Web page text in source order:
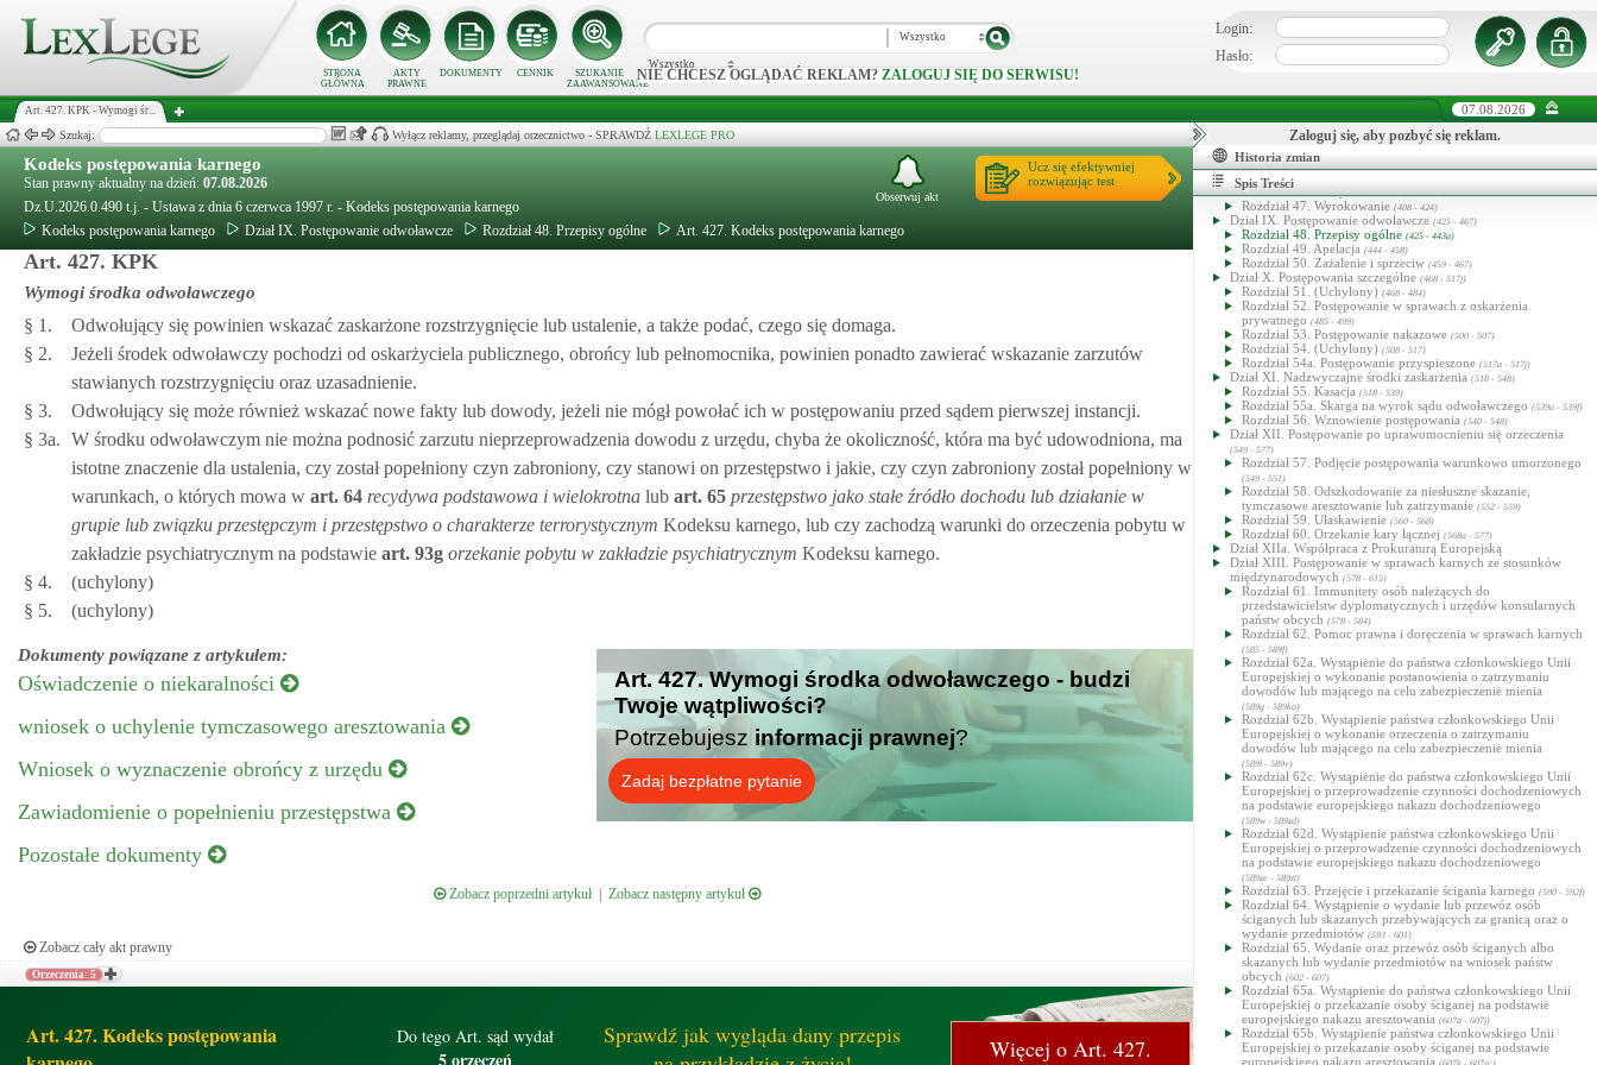
STRONA
GŁÓWNA
AKTY
PRAWNE
DOKUMENTY CENNIK
SZUKANIE
ZAAWANSOWANE
Wszystko
Wszystko
NIE CHCESZ OGLĄDAĆ REKLAM? ZALOGUJ SIĘ DO SERWISU!
Login:
Hasło:
Art. 427. KPK - Wymogi śr... 07.08.2026
Szukaj: Wyłącz reklamy, przeglądaj orzecznictwo - SPRAWDŹ LEXLEGE PRO
Kodeks postępowania karnego
Stan prawny aktualny na dzień: 07.08.2026
Dz.U.2026.0.490 t.j. - Ustawa z dnia 6 czerwca 1997 r. - Kodeks postępowania karnego
Kodeks postępowania karnego
Dział IX. Postępowanie odwoławcze Rozdział 48. Przepisy ogólne Art. 427. Kodeks postępowania karnego
Ucz się efektywniej
rozwiązując test
Obserwuj akt
Art. 427. KPK
Wymogi środka odwoławczego
§ 1.
Odwołujący się powinien wskazać zaskarżone rozstrzygnięcie lub ustalenie, a także podać, czego się domaga.
§ 2.
Jeżeli środek odwoławczy pochodzi od oskarżyciela publicznego, obrońcy lub pełnomocnika, powinien ponadto zawierać wskazanie zarzutów
stawianych rozstrzygnięciu oraz uzasadnienie.
§ 3.
Odwołujący się może również wskazać nowe fakty lub dowody, jeżeli nie mógł powołać ich w postępowaniu przed sądem pierwszej instancji.
§ 3a. W środku odwoławczym nie można podnosić zarzutu nieprzeprowadzenia dowodu z urzędu, chyba że okoliczność, która ma być udowodniona, ma
istotne znaczenie dla ustalenia, czy został popełniony czyn zabroniony, czy stanowi on przestępstwo i jakie, czy czyn zabroniony został popełniony w
warunkach, o których mowa w art. 64 recydywa podstawowa i wielokrotna lub art. 65 przestępstwo jako stałe źródło dochodu lub działanie w
grupie lub związku przestępczym i przestępstwo o charakterze terrorystycznym Kodeksu karnego, lub czy zachodzą warunki do orzeczenia pobytu w
zakładzie psychiatrycznym na podstawie art. 93g orzekanie pobytu w zakładzie psychiatrycznym Kodeksu karnego.
§ 4.
(uchylony)
§ 5.
(uchylony)
Dokumenty powiązane z artykułem:
Oświadczenie o niekaralności
wniosek o uchylenie tymczasowego aresztowania
Wniosek o wyznaczenie obrońcy z urzędu
Zawiadomienie o popełnieniu przestępstwa
Pozostałe dokumenty
Art. 427. Wymogi środka odwoławczego - budzi
Twoje wątpliwości?
Potrzebujesz informacji prawnej?
Zadaj bezpłatne pytanie
Zobacz poprzedni artykuł| Zobacz następny artykuł
Zobacz cały akt prawny
Orzeczenia: 5
Art. 427. Kodeks postępowania
Do tego Art. sąd wydał
5 orzeczeń
Sprawdź jak wygląda dany przepis
Więcej o Art. 427.
Zaloguj się, aby pozbyć się reklam.
Historia zmian
Spis Treści
przygotowawczym
Rozdział 38. Czynności sądowe w postępowaniu
przygotowawczym
Rozdział 39. Akt oskarżenia(331 - 336)
(337 - 424)
Rozdział 40. Wstępna kontrola oskarżenia (337 - 347)
Rozdział 41. Przygotowanie do rozprawy głównej(348 - 354a)
Rozdział 42. Jawność rozprawy głównej (355 - 364)
Rozdział 43. Przepisy ogólne o rozprawie głównej
Rozdział 44. Rozpoczęcie rozprawy głównej
Rozdział 45. Przewód sądowy
Rozdział 46. Głosy końcowe(406 - 407)
Rozdział 47. Wyrokowanie (408 - 424)
Dział IX. Postępowanie odwoławcze (425 - 467)
Rozdział 48. Przepisy ogólne (425 - 443a)
Rozdział 49. Apelacja (444 - 458)
Rozdział 50. Zażalenie i sprzeciw (459 - 467)
Dział X. Postępowania szczególne (468 - 517j)
Rozdział 51. (Uchylony) (468 - 484)
Rozdział 52. Postępowanie w sprawach z oskarżenia
prywatnego (485 - 499)
Rozdział 53. Postępowanie nakazowe (500 - 507)
Rozdział 54. (Uchylony) (508 - 517)
Rozdział 54a. Postępowanie przyspieszone (517a - 517j)
Dział XI. Nadzwyczajne środki zaskarżenia (518 - 548)
Rozdział 55. Kasacja (518 - 539)
Rozdział 55a. Skarga na wyrok sądu odwoławczego (539a - 539f)
Rozdział 56. Wznowienie postępowania (540 - 548)
Dział XII. Postępowanie po uprawomocnieniu się orzeczenia
(549 - 577)
Rozdział 57. Podjęcie postępowania warunkowo umorzonego
(549 - 551)
Rozdział 58. Odszkodowanie za niesłuszne skazanie,
tymczasowe aresztowanie lub zatrzymanie (552 - 559)
Rozdział 59. Ułaskawienie (560 - 568)
Rozdział 60. Orzekanie kary łącznej (568a - 577)
Dział XIIa. Współpraca z Prokuraturą Europejską
Dział XIII. Postępowanie w sprawach karnych ze stosunków
międzynarodowych (578 - 615)
Rozdział 61. Immunitety osób należących do
przedstawicielstw dyplomatycznych i urzędów konsularnych
państw obcych (578 - 584)
Rozdział 62. Pomoc prawna i doręczenia w sprawach karnych
(585 - 589f)
Rozdział 62a. Wystąpienie do państwa członkowskiego Unii
Europejskiej o wykonanie postanowienia o zatrzymaniu
dowodów lub mającego na celu zabezpieczenie mienia
(589g - 589ka)
Rozdział 62b. Wystąpienie państwa członkowskiego Unii
Europejskiej o wykonanie orzeczenia o zatrzymaniu
dowodów lub mającego na celu zabezpieczenie mienia
(589l - 589v)
Rozdział 62c. Wystąpienie do państwa członkowskiego Unii
Europejskiej o przeprowadzenie czynności dochodzeniowych
na podstawie europejskiego nakazu dochodzeniowego
(589w - 589zd)
Rozdział 62d. Wystąpienie państwa członkowskiego Unii
Europejskiej o przeprowadzenie czynności dochodzeniowych
na podstawie europejskiego nakazu dochodzeniowego
(589ze - 589zt)
Rozdział 63. Przejęcie i przekazanie ścigania karnego (590 - 592f)
Rozdział 64. Wystąpienie o wydanie lub przewóz osób
ściganych lub skazanych przebywających za granicą oraz o
wydanie przedmiotów (593 - 601)
Rozdział 65. Wydanie oraz przewóz osób ściganych albo
skazanych lub wydanie przedmiotów na wniosek państw
obcych (602 - 607)
Rozdział 65a. Wystąpienie do państwa członkowskiego Unii
Europejskiej o przekazanie osoby ściganej na podstawie
europejskiego nakazu aresztowania (607a - 607j)
Rozdział 65b. Wystąpienie państwa członkowskiego Unii
Europejskiej o przekazanie osoby ściganej na podstawie
europejskiego nakazu aresztowania